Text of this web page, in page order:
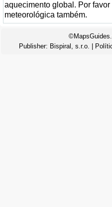
aquecimento global. Por
meteorológica também.
Publisher: Bispiral, s.r.o.